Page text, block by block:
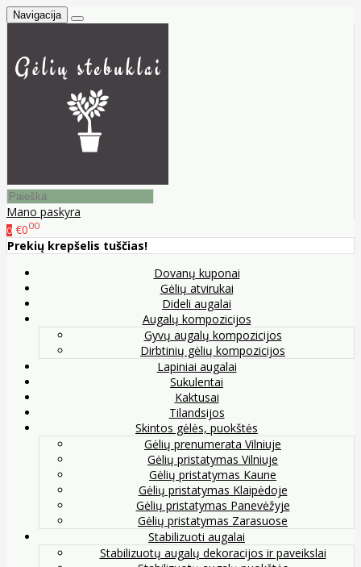
Navigacija
Mano paskyra
0 €000
Prekių krepšelis tuščias!
Dovanų kuponai
Gėlių atvirukai
Dideli augalai
Augalų kompozicijos
Gyvų augalų kompozicijos
Dirbtinių gėlių kompozicijos
Lapiniai augalai
Sukulentai
Kaktusai
Tilandsijos
Skintos gėlės, puokštės
Gėlių prenumerata Vilniuje
Gėlių pristatymas Vilniuje
Gėlių pristatymas Kaune
Gėlių pristatymas Klaipėdoje
Gėlių pristatymas Panevėžyje
Gėlių pristatymas Zarasuose
Stabilizuoti augalai
Stabilizuotų augalų dekoracijos ir paveikslai